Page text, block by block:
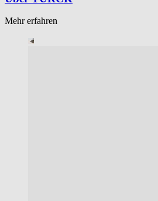
Mehr erfahren